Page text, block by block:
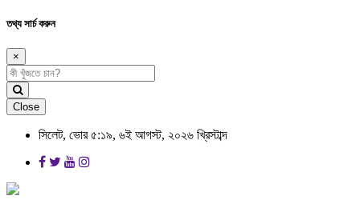
তথ্য সার্চ করুন
×
Close
সিলেট, ভোর ৫:১৯, ৬ই আগস্ট, ২০২৬ খ্রিস্টাব্দ